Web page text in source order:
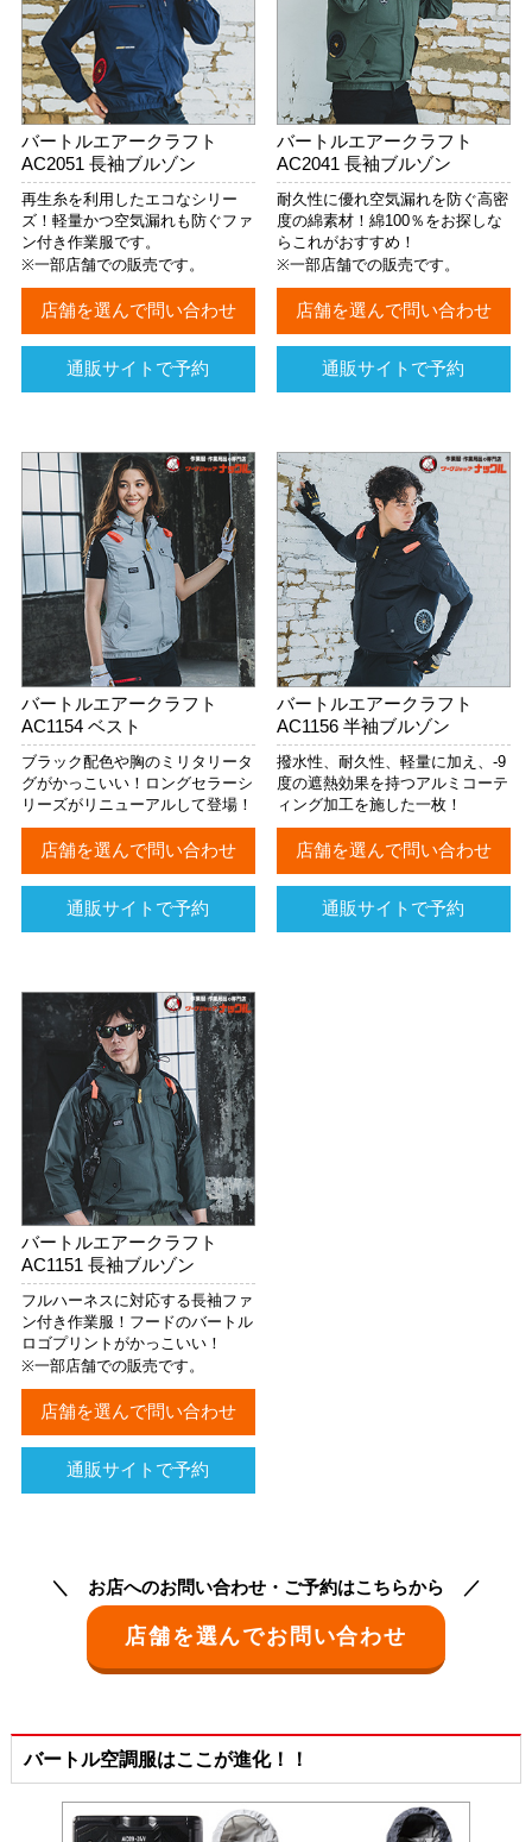
バートルエアークラフト
AC2051 長袖ブルゾン
再生糸を利用したエコなシリー
ズ！軽量かつ空気漏れも防ぐファ
ン付き作業服です。
※一部店舗での販売です。
店舗を選んで問い合わせ
通販サイトで予約
バートルエアークラフト
AC2041 長袖ブルゾン
耐久性に優れ空気漏れを防ぐ高密
度の綿素材！綿100％をお探しな
らこれがおすすめ！
※一部店舗での販売です。
店舗を選んで問い合わせ
通販サイトで予約
バートルエアークラフト
AC1154 ベスト
ブラック配色や胸のミリタリータ
グがかっこいい！ロングセラーシ
リーズがリニューアルして登場！
店舗を選んで問い合わせ
通販サイトで予約
バートルエアークラフト
AC1156 半袖ブルゾン
撥水性、耐久性、軽量に加え、-9
度の遮熱効果を持つアルミコーテ
ィング加工を施した一枚！
店舗を選んで問い合わせ
通販サイトで予約
バートルエアークラフト
AC1151 長袖ブルゾン
フルハーネスに対応する長袖ファ
ン付き作業服！フードのバートル
ロゴプリントがかっこいい！
※一部店舗での販売です。
店舗を選んで問い合わせ
通販サイトで予約
お店へのお問い合わせ・ご予約はこちらから
店舗を選んでお問い合わせ
バートル空調服はここが進化！！